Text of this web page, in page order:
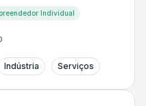
Individual
Indústria Serviços